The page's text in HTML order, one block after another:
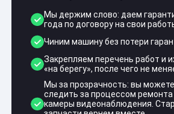
Мы держим слово: даем
года по договору на свои
Чиним машину без потери
Закрепляем перечень работ и
«на берегу», после чего не
Мы за прозрачность: вы можете
следить за процессом ремонта
камеры видеонаблюдения.